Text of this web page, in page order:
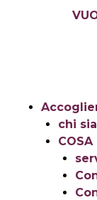
chi
COSA